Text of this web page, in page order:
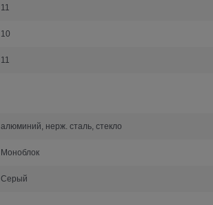
11
10
11
алюминий, нерж. сталь, стекло
Моноблок
Серый